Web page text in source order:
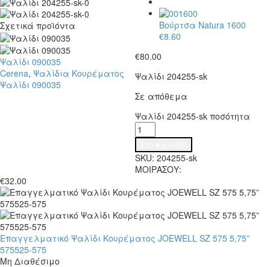
Βούρτσα Natura 1600
€8.60
€80.00
Ψαλίδι 204255-sk
Σε απόθεμα
Ψαλίδι 204255-sk ποσότητα
SKU: 204255-sk
ΜΟΙΡΑΣΟΥ:
Σχετικά προϊόντα
Ψαλίδι 090035
Cerena, Ψαλίδια Κουρέματος
Ψαλίδι 090035
€32.00
Επαγγελματικό Ψαλίδι Κουρέματος JOEWELL SZ 575 5,75”
575525-575
Μη Διαθέσιμο